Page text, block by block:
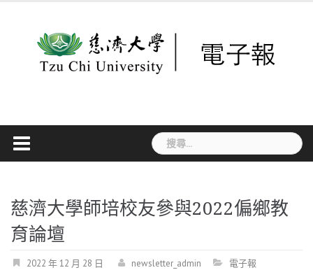
搜
尋
字:
慈濟大學師培校友參與2022偏鄉教
育論壇
2022 年 12 月 28 日 newsletter_admin 電子報